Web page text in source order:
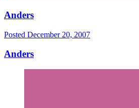
Anders
Posted December 20, 2007
Anders